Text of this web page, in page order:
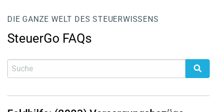
DIE GANZE WELT DES STEUERWISSENS
SteuerGo FAQs